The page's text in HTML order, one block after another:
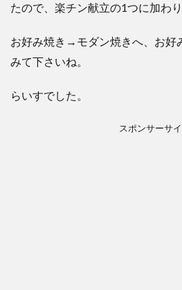
たので、楽チン献立の1つに加わり
お好み焼き→モダン焼きへ、お好
みて下さいね。
らいすでした。
スポンサーサ